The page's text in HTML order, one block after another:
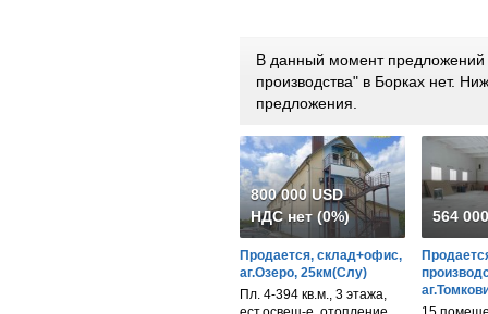
В данный момент
производства" в Борках нет.
предложения.
800 000 USD
НДС нет (0%)
Продается, склад+офис,
аг.Озеро, 25км(Слу)
Пл. 4-394 кв.м., 3 этажа,
564